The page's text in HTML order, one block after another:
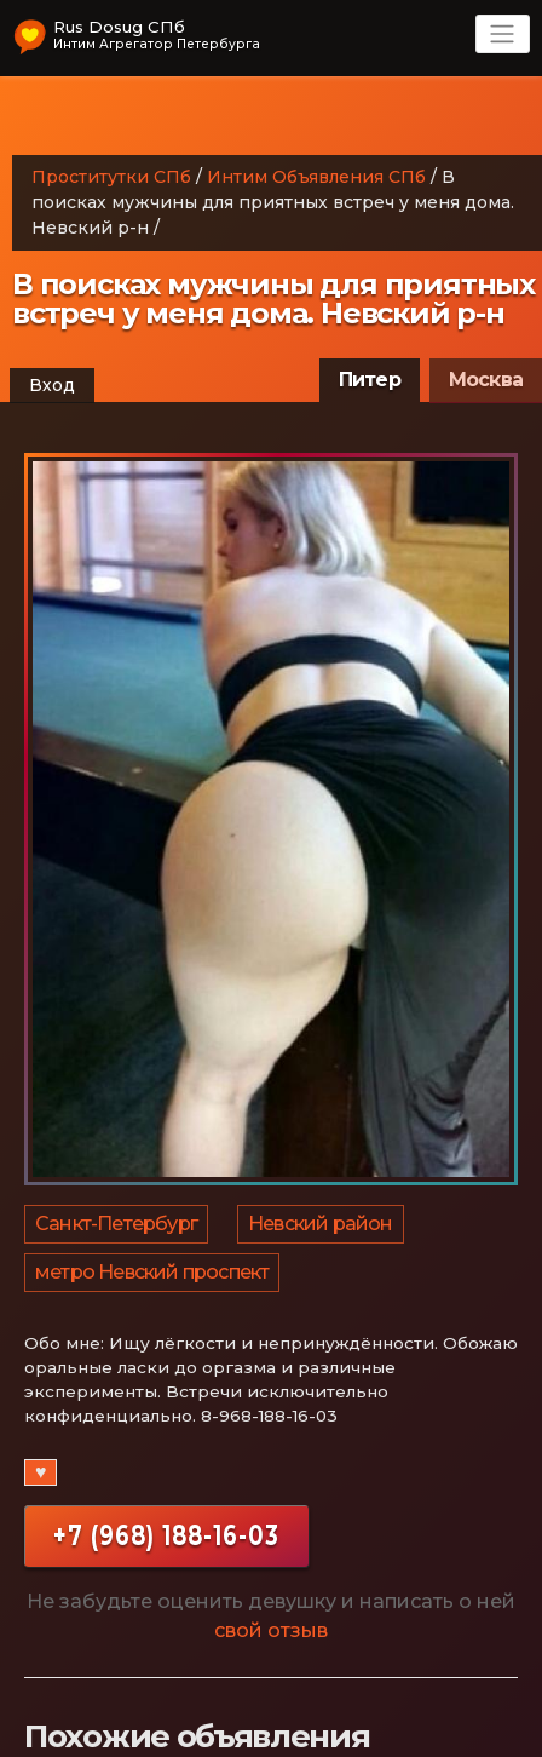
Rus Dosug СПб
Проститутки СПб / Интим Объявления СПб / В
поисках мужчины для приятных встреч у меня дома.
Невский р-н /
В поисках мужчины для приятных
встреч у меня дома. Невский р-н
Вход Москва
Питер
Санкт-Петербург Невский район
метро Невский проспект
Обо мне: Ищу лёгкости и непринуждённости. Обожаю
оральные ласки до оргазма и различные
эксперименты. Встречи исключительно
конфиденциально. 8-968-188-16-03
♥
+7 (968) 188-16-03
Не забудьте оценить девушку и написать о ней
свой отзыв
Похожие объявления